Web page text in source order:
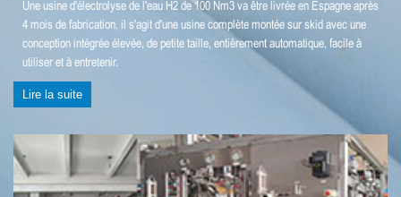
Une usine d'électrolyse de l'eau H2 de 100 Nm3 va être livrée en Espagne après
4 mois de fabrication, il s'agit d'une usine complète montée sur skid avec une
conception intégrée élevée, de petite taille, entièrement automatique, facile à
utiliser et à entretenir.
Lire la suite